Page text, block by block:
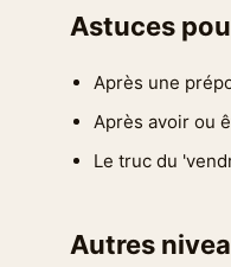
Astuces
Après une
Après avoir ou
Le truc du
Autres